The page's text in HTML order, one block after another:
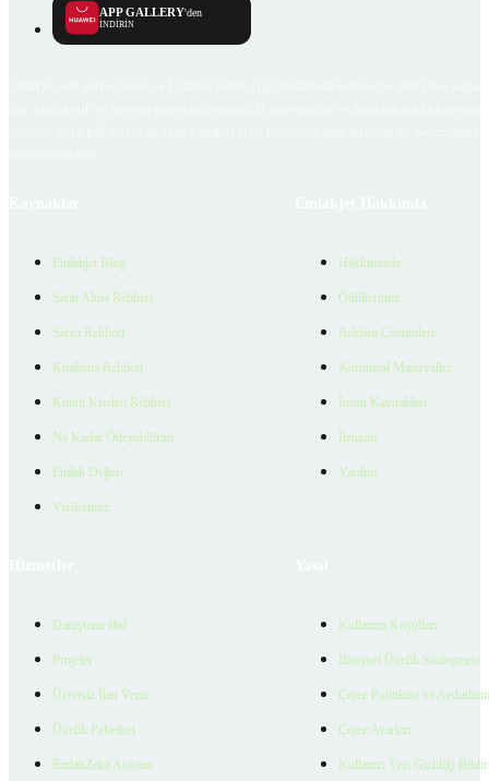
APP GALLERY'den
İNDİRİN
Emlakjet Blog
Satın Alma Rehberi
Satıcı Rehberi
Kiralama Rehberi
Konut Kredisi Rehberi
Ne Kadar Ödeyebilirim
Emlak Değeri
Verilerimiz
Hakkımızda
Ödüllerimiz
Reklam Çözümleri
Kurumsal Materyaller
İnsan Kaynakları
İletişim
Yardım
Danışman Bul
Projeler
Ücretsiz İlan Verin
Üyelik Paketleri
EmlakZeka Asistan
Kullanım Koşulları
Bireysel Üyelik Sözleşmesi
Çerez Politikası ve
Çerez Ayarları
Kullanıcı Veri Gizliliği